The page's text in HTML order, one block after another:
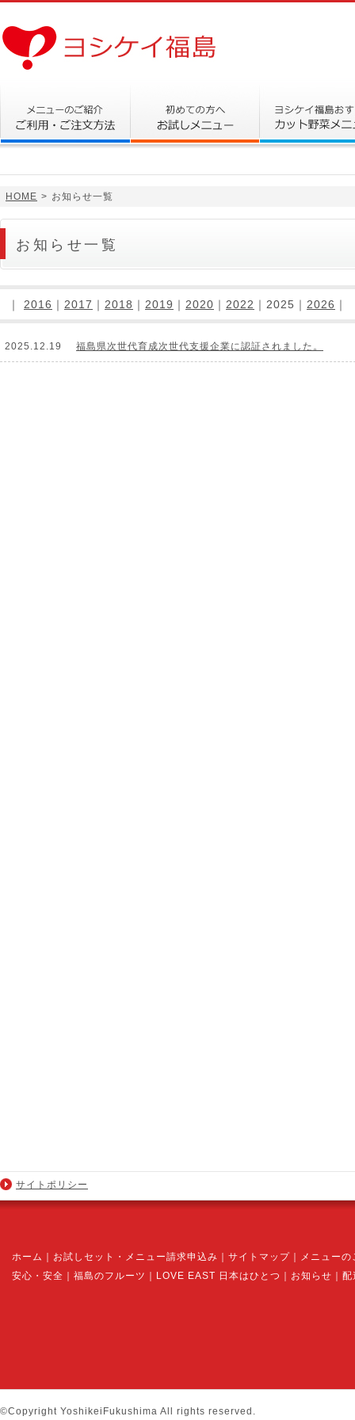
HOME > お知らせ一覧
お知らせ一覧
｜ 2016 ｜ 2017 ｜ 2018 ｜ 2019 ｜ 2020 ｜ 2022 ｜2025｜ 2026 ｜
2025.12.19 福島県次世代育成次世代支援企業に認証されました。
サイトポリシー
ホーム お試しセット・メニュー請求申込み サイトマップ
メニュー
安心・安全
福島のフルーツ LOVE EAST 日本はひとつ お知らせ 配
©Copyright YoshikeiFukushima All rights reserved.